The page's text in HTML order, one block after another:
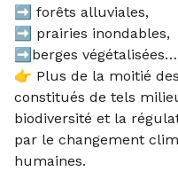
➡️ forêts alluviales,
➡️ prairies inondables,
➡️berges végétalisées…
👉 Plus de la moitié
constitués de tels
biodiversité et la
par le changement
humaines.